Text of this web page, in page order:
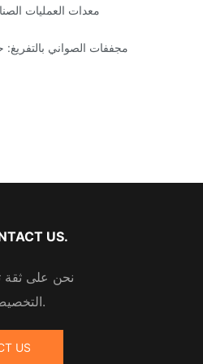
معدات العمليات
مجففات الصواني بالتفريغ:
US.
نحن على ثقة
التخصيص لدينا متميزة.
US